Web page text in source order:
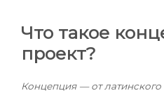
Что такое
проект?
Концепция — от